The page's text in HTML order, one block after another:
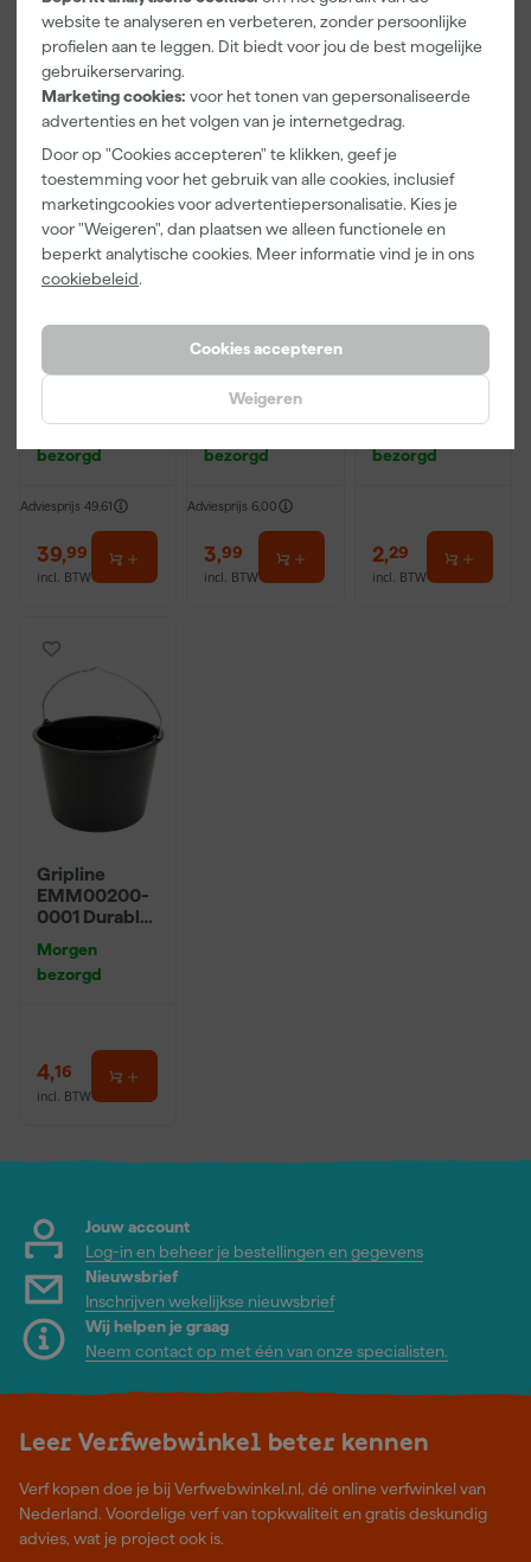
website te analyseren en verbeteren, zonder persoonlijke
profielen aan te leggen. Dit biedt voor jou de best mogelijke
gebruikerservaring.
Marketing cookies: voor het tonen van gepersonaliseerde
advertenties en het volgen van je internetgedrag.
Door op "Cookies accepteren" te klikken, geef je
toestemming voor het gebruik van alle cookies, inclusief
marketingcookies voor advertentiepersonalisatie. Kies je
voor "Weigeren", dan plaatsen we alleen functionele en
beperkt analytische cookies. Meer informatie vind je in ons
cookiebeleid.
Cookies accepteren
Weigeren
35,
incl. BTW
9, 65,
Armor
bescherming
Morgen
bezorgd
Adviesprijs 49,61
39,99
incl. BTW
Paintura
Lucamax
Washi tape -
50mx24mm
Morgen
bezorgd
Adviesprijs 6,00
3,99
incl. BTW
Schildershand
8 (M)
Morgen
bezorgd
2,29
incl. BTW
Gripline
EMM00200-
0001 Durable
20L - Zwart
Morgen
bezorgd
4,16
incl. BTW
Jouw account
Log-in en beheer je bestellingen en gegevens
Nieuwsbrief
Inschrijven wekelijkse nieuwsbrief
Wij helpen je graag
Neem contact op met één van onze specialisten.
Leer Verfwebwinkel beter kennen
Verf kopen doe je bij Verfwebwinkel.nl, dé online verfwinkel van
Nederland. Voordelige verf van topkwaliteit en gratis deskundig
advies, wat je project ook is.